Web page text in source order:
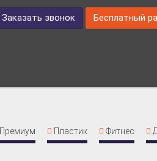
Заказать звонок Бесплатный
Премиум Пластик Фитнес